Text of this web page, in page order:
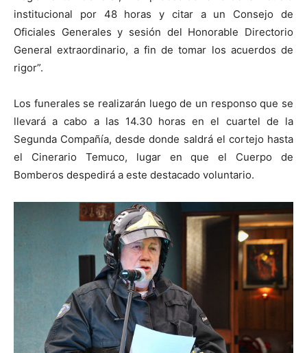
institucional por 48 horas y citar a un Consejo de
Oficiales Generales y sesión del Honorable Directorio
General extraordinario, a fin de tomar los acuerdos de
rigor”.
Los funerales se realizarán luego de un responso que se
llevará a cabo a las 14.30 horas en el cuartel de la
Segunda Compañía, desde donde saldrá el cortejo hasta
el Cinerario Temuco, lugar en que el Cuerpo de
Bomberos despedirá a este destacado voluntario.